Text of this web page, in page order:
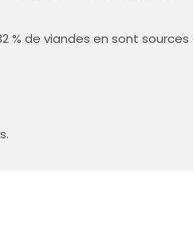
% de viandes en sont